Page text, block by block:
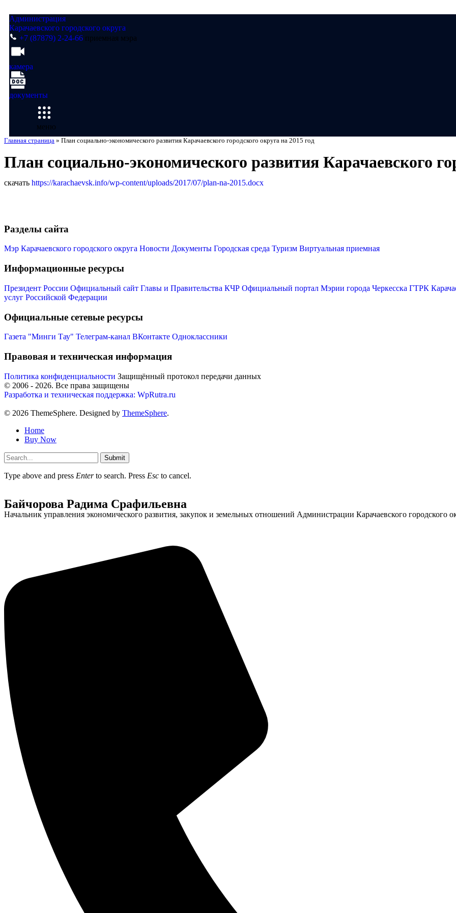
Администрация
Карачаевского городского округа
+7 (87879) 2-24-66 приемная мэра
камера
документы
меню
Главная страница » План социально-экономического развития Карачаевского городского округа на 2015 год
План социально-экономического развития Карачаевского
скачать https://karachaevsk.info/wp-content/uploads/2017/07/plan-na-2015.docx
Разделы сайта
Мэр Карачаевского городского округа Новости Документы Городская среда Туризм Виртуальная приемная
Информационные ресурсы
Президент России Официальный сайт Главы и Правительства КЧР Официальный портал Мэрии города Черкесска ГТРК
услуг Российской Федерации
Официальные сетевые ресурсы
Газета "Минги Тау" Телеграм-канал ВКонтакте Одноклассники
Правовая и техническая информация
Политика конфиденциальности Защищённый протокол передачи данных
© 2006 - 2026. Все права защищены
Разработка и техническая поддержка: WpRutra.ru
© 2026 ThemeSphere. Designed by ThemeSphere.
Home
Buy Now
Submit
Type above and press Enterto search. Press Esc to cancel.
Байчорова Радима Срафильевна
Начальник управления экономического развития, закупок и земельных отношений Администрации Карачаевского городского